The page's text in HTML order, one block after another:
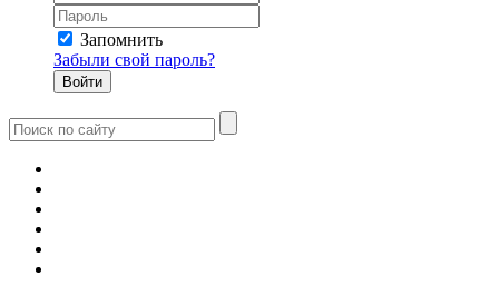
Запомнить
Забыли свой пароль?